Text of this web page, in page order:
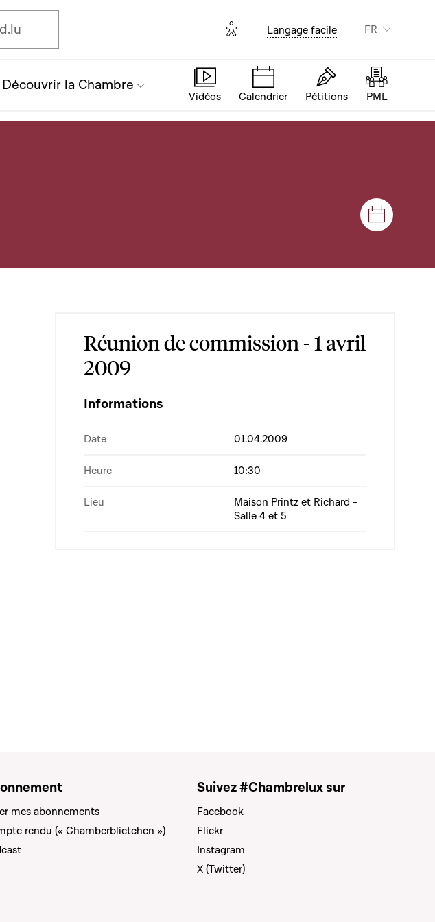
Options d'accessibilité
Langage facile FR
Découvrir la Chambre
Vidéos Calendrier Pétitions PML
Séances
Réunion de commission - 1 avril
2009
Informations
Date 01.04.2009
Heure 10:30
Lieu
Maison Printz et Richard -
Salle 4 et 5
mes abonnements
rendu (« Chamberblietchen »)
Suivez #Chambrelux sur
Facebook
Flickr
Instagram
X (Twitter)